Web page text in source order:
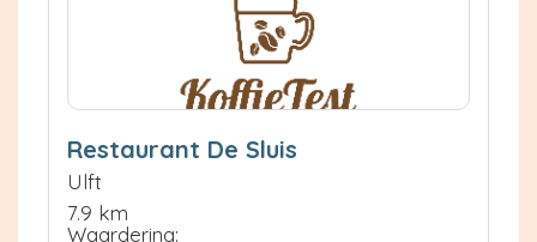
Restaurant De Sluis
Ulft
7.9 km
Waardering: